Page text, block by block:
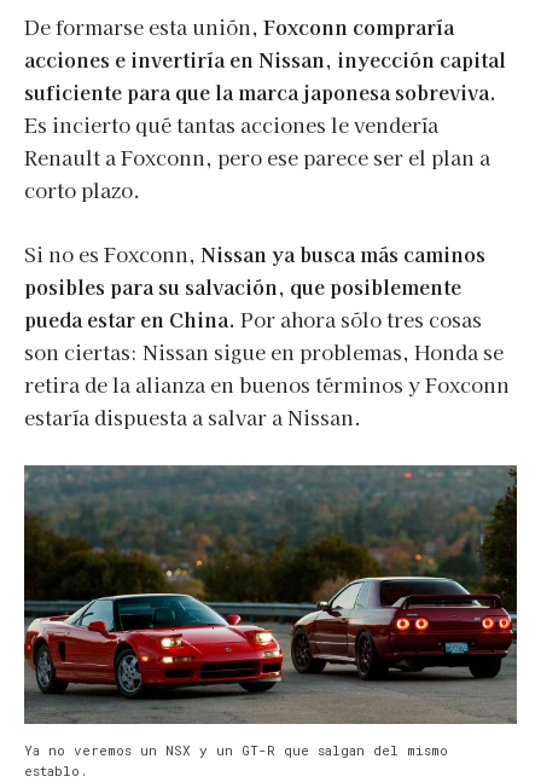
De formarse esta unión, Foxconn compraría
acciones e invertiría en Nissan, inyección capital
suficiente para que la marca japonesa sobreviva.
Es incierto qué tantas acciones le vendería
Renault a Foxconn, pero ese parece ser el plan a
corto plazo.
Si no es Foxconn, Nissan ya busca más caminos
posibles para su salvación, que posiblemente
pueda estar en China. Por ahora sólo tres cosas
son ciertas: Nissan sigue en problemas, Honda se
retira de la alianza en buenos términos y Foxconn
estaría dispuesta a salvar a Nissan.
Ya no veremos un NSX y un GT-R que salgan del mismo
establo.